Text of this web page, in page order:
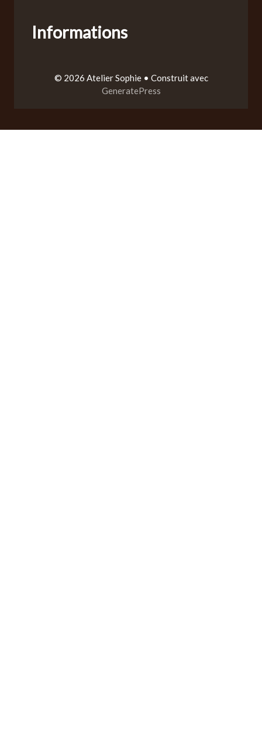
Informations
© 2026 Atelier Sophie• Construit avec
GeneratePress